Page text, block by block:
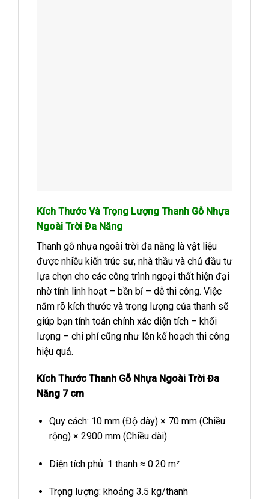
Kích Thước Và Trọng Lượng Thanh Gỗ Nhựa
Ngoài Trời Đa Năng
Thanh gỗ nhựa ngoài trời đa năng là vật liệu
được nhiều kiến trúc sư, nhà thầu và chủ đầu tư
lựa chọn cho các công trình ngoại thất hiện đại
nhờ tính linh hoạt – bền bỉ – dễ thi công. Việc
nắm rõ kích thước và trọng lượng của thanh sẽ
giúp bạn tính toán chính xác diện tích – khối
lượng – chi phí cũng như lên kế hoạch thi công
hiệu quả.
Kích Thước Thanh Gỗ Nhựa Ngoài Trời Đa
Năng 7 cm
Quy cách: 10 mm (Độ dày) × 70 mm (Chiều
rộng) × 2900 mm (Chiều dài)
Diện tích phủ: 1 thanh ≈ 0.20 m²
Trọng lượng: khoảng 3.5 kg/thanh